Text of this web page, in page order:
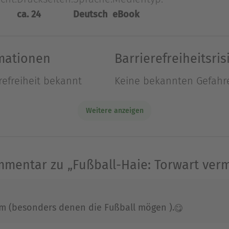
Fußball-Haie etwa verlassen?Band 1
in Hamburg, engagierte sich lange Zeit in
ca. 24 Deutsch eBook
bekannt Keine bekannten
Weitere anzeigen
zu „Fußball-Haie: Torwart
(besonders denen die Fußball mögen ).😋